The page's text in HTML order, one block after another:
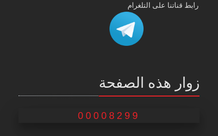
رابط قناتنا على التلغرام
زوار هذه الصفحة
00008299